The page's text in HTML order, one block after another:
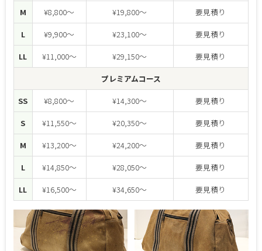
M
¥8,800～ ¥19,800～
要見積り
L
¥9,900～ ¥23,100～
要見積り
LL
¥11,000～ ¥29,150～
要見積り
プレミアムコース
SS
¥8,800～ ¥14,300～
要見積り
S
¥11,550～ ¥20,350～
要見積り
M
¥13,200～ ¥24,200～
要見積り
L
¥14,850～ ¥28,050～
要見積り
LL
¥16,500～ ¥34,650～ 要見積り